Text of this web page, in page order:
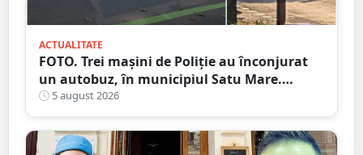
ACTUALITATE
FOTO. Trei mașini de Poliție au înconjurat
un autobuz, în municipiul Satu Mare.
Ambulanța, la fața locului
5 august 2026